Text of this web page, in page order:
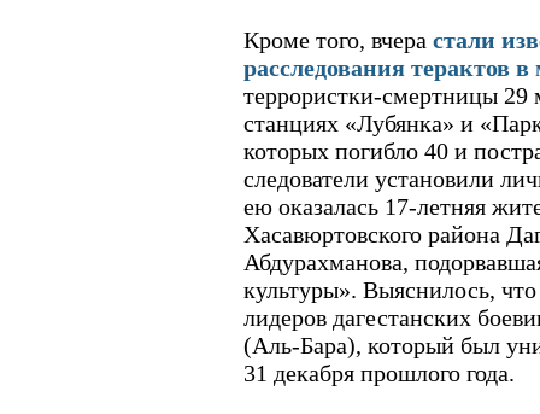
Кроме того, вчера стали
расследования терактов
террористки-смертницы 29
станциях «Лубянка» и
которых погибло 40 и
следователи установили
ею оказалась 17-летняя
Хасавюртовского района
Абдурахманова,
культуры». Выяснилось,
лидеров дагестанских
(Аль-Бара), который был
31 декабря прошлого года.